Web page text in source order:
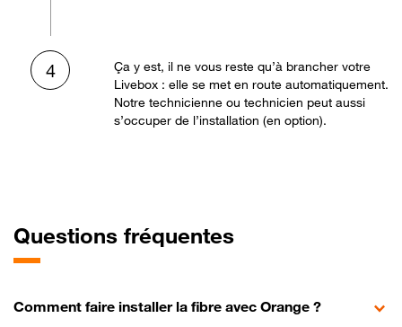
4
Ça y est, il ne vous reste qu’à brancher votre
Livebox : elle se met en route automatiquement.
Notre technicienne ou technicien peut aussi
s’occuper de l’installation (en option).
Questions fréquentes
Comment faire installer la fibre avec Orange ?